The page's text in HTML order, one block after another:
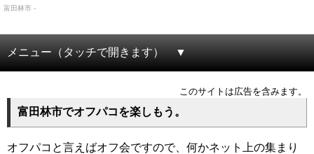
富田林市 -
メニュー（タッチで開きます）
このサイトは広告を含みます。
富田林市でオフパコを楽しもう。
オフパコと言えばオフ会ですので、何かネット上の集まり